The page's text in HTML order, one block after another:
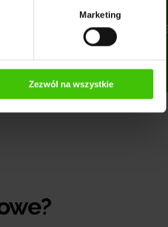
Marketing
Zezwól na wszystkie
Magdaleną